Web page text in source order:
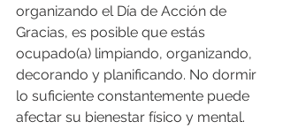
organizando el Día de Acción de
Gracias, es posible que estás
ocupado(a) limpiando, organizando,
decorando y planificando. No dormir
lo suficiente constantemente puede
afectar su bienestar físico y mental.